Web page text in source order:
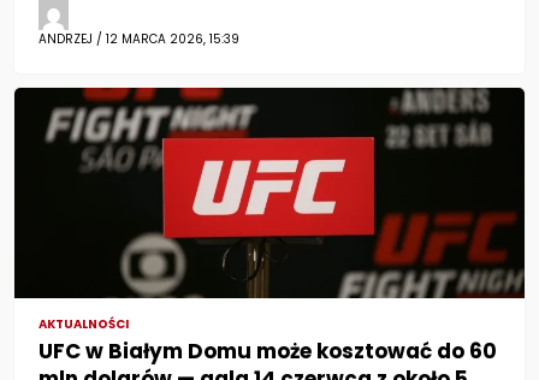
ANDRZEJ / 12 MARCA 2026, 15:39
AKTUALNOŚCI
UFC w Białym Domu może kosztować do 60